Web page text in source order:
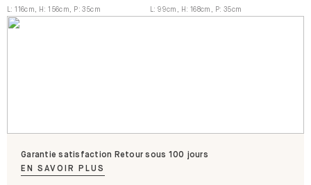
:116cm H :156cm P:35cm :99cm H : 168cm P: 35cm
Garantie satisfaction Retour sous 100 jours
EN SAVOIR PLUS